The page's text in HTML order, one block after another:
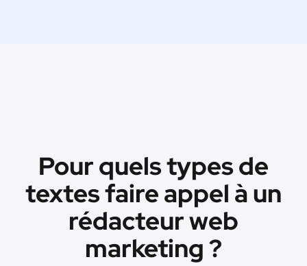
Pour quels types de
textes faire appel à un
rédacteur web
marketing ?